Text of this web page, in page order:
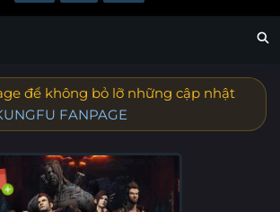
để không bỏ lỡ những cập nhật
FANPAGE